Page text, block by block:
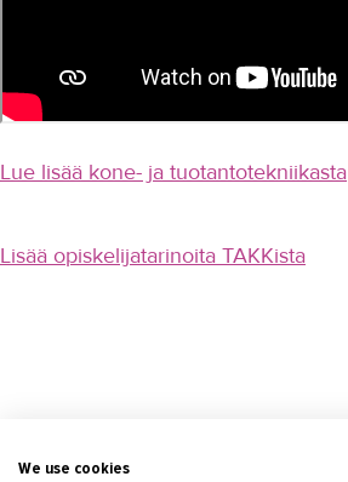
Lue lisää kone- ja tuotantotekniikasta
Lisää opiskelijatarinoita TAKKista
We use cookies